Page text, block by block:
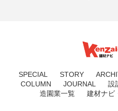
SPECIAL STORY
COLUMN
JOURNAL 設
造園業一覧
建材ナビ